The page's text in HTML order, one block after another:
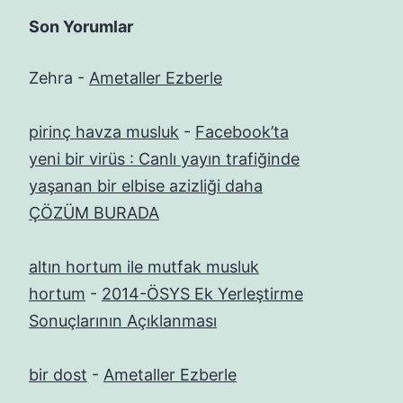
Son Yorumlar
Zehra - Ametaller Ezberle
pirinç havza musluk - Facebook’ta
yeni bir virüs : Canlı yayın trafiğinde
yaşanan bir elbise azizliği daha
ÇÖZÜM BURADA
altın hortum ile mutfak musluk
hortum - 2014-ÖSYS Ek Yerleştirme
Sonuçlarının Açıklanması
bir dost - Ametaller Ezberle